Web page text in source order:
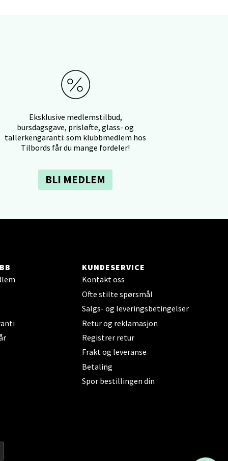
Eksklusive medlemstilbud,
bursdagsgave, prisløfte, glass- og
tallerkengaranti: som klubbmedlem hos
Tilbords får du mange fordeler!
BLI MEDLEM
KUNDESERVICE
Kontakt oss
Ofte stilte spørsmål
Salgs- og leveringsbetingelser
Retur og reklamasjon
Registrer retur
Frakt og leveranse
Betaling
Spor bestillingen din